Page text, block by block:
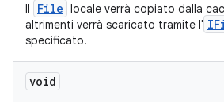
Il
File locale verrà copiato dalla
altrimenti verrà scaricato tramite l'
specificato.
void